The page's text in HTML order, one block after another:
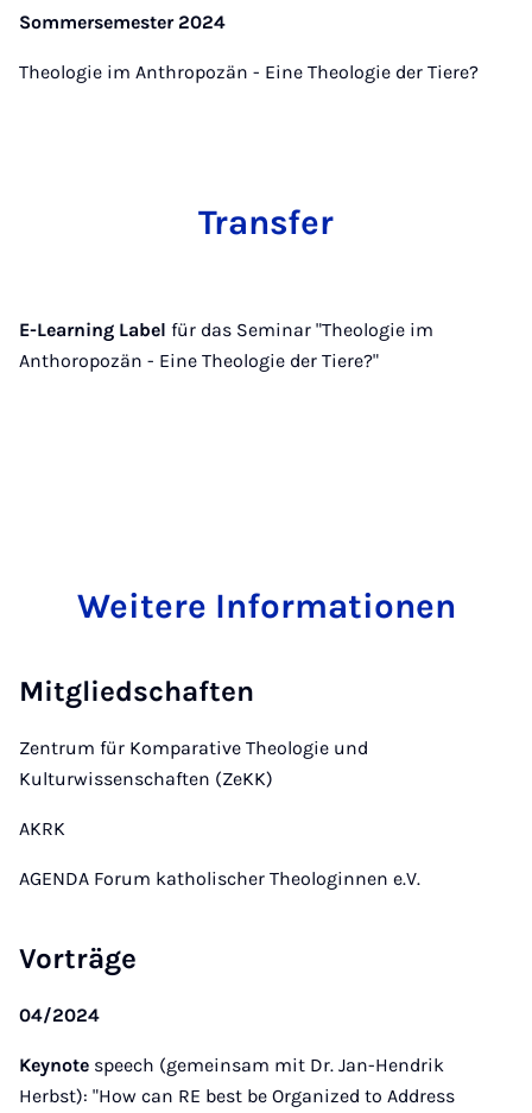
Sommersemester 2024
Theologie im Anthropozän - Eine Theologie der Tiere?
Transfer
E-Learning Label für das Seminar "Theologie im
Anthoropozän - Eine Theologie der Tiere?"
Weitere Informationen
Mitgliedschaften
Zentrum für Komparative Theologie und
Kulturwissenschaften (ZeKK)
AKRK
AGENDA Forum katholischer Theologinnen e.V.
Vorträge
04/2024
Keynote speech (gemeinsam mit Dr. Jan-Hendrik
Herbst): "How can RE best be Organized to Address